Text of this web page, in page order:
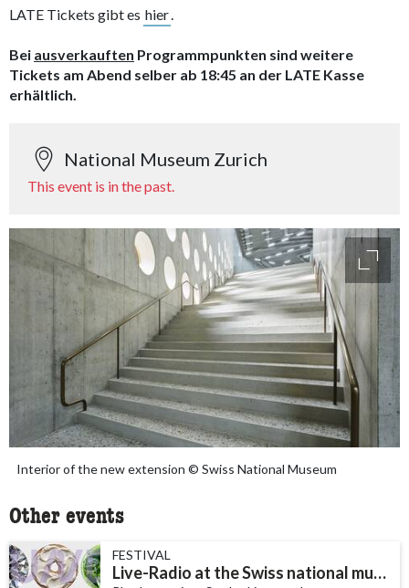
LATE Tickets gibt es hier.
Bei ausverkauften Programmpunkten sind weitere
Tickets am Abend selber ab 18:45 an der LATE Kasse
erhältlich.
National Museum Zurich
This event is in the past.
Interior of the new extension © Swiss National Museum
Other events
FESTIVAL
Live-Radio at the Swiss national museum